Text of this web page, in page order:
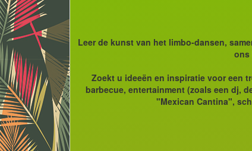
Leer de kunst van het limbo-dansen,
ons
Zoekt u ideeën en inspiratie voor een
barbecue, entertainment (zoals een dj,
"Mexican Cantina",